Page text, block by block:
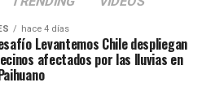
hace 4 días
Levantemos Chile despliegan
afectados por las lluvias en